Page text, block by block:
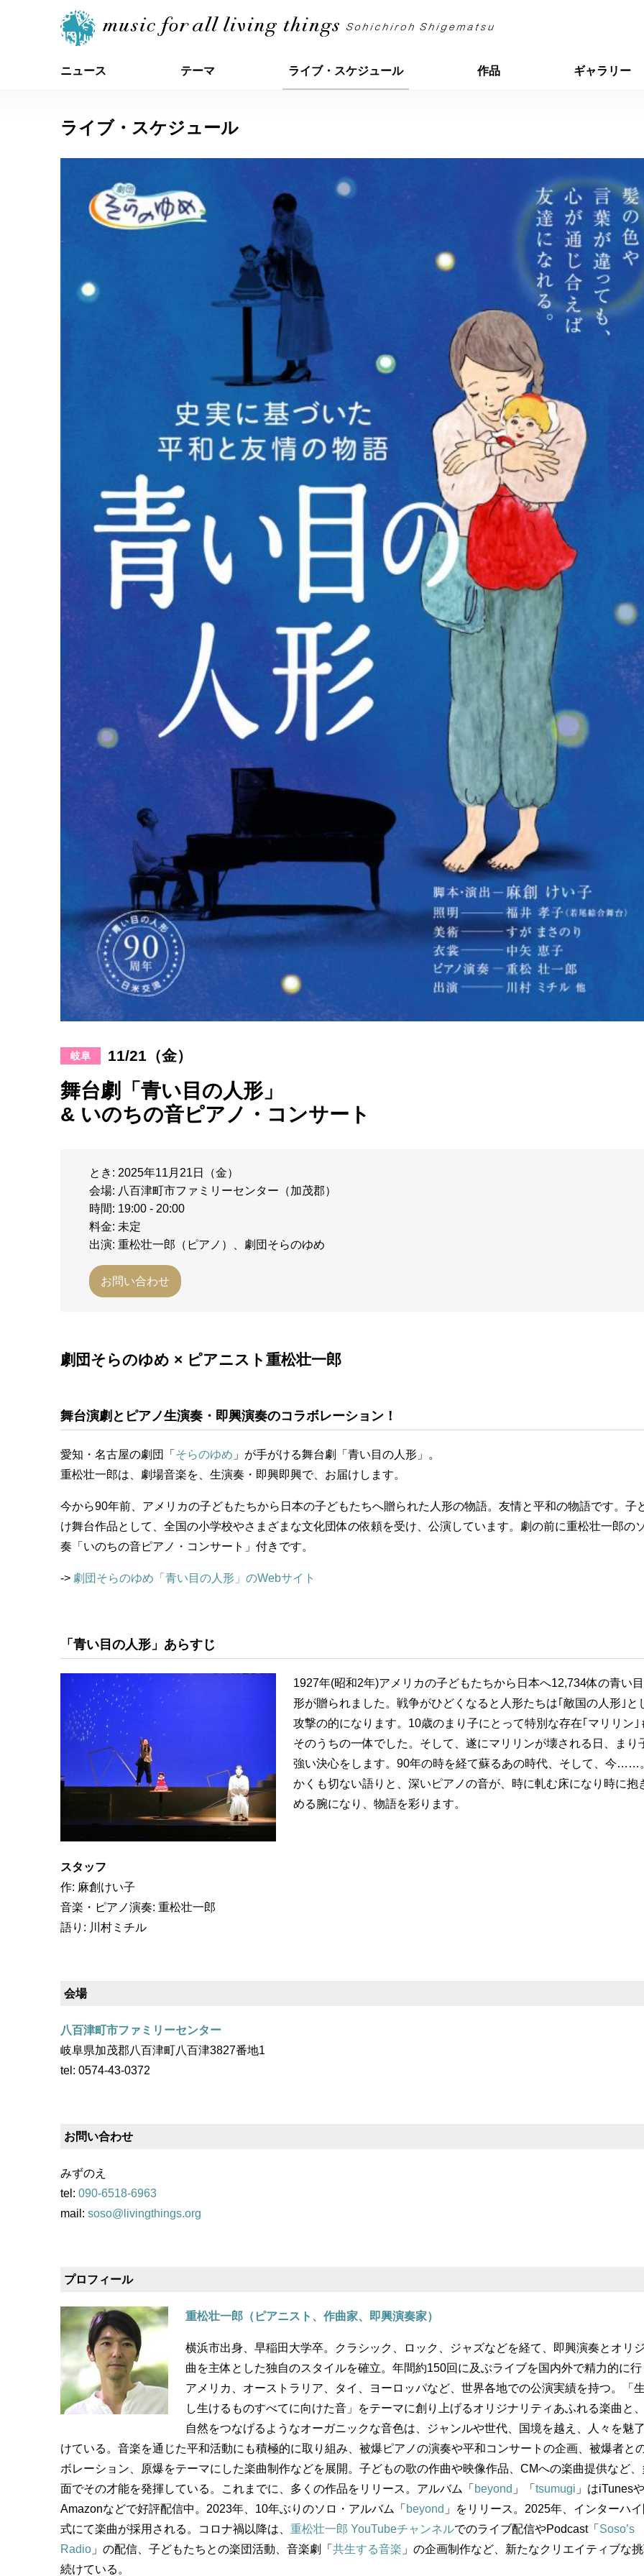
ニュース テーマ ライブ・スケジュール 作品 ギャラリー
ライブ・スケジュール
岐阜 11/21（金）
舞台劇「青い目の人形」
& いのちの音ピアノ・コンサート
とき: 2025年11月21日（金）
会場: 八百津町市ファミリーセンター（加茂郡）
時間: 19:00 - 20:00
料金: 未定
出演: 重松壮一郎（ピアノ）、劇団そらのゆめ
お問い合わせ
劇団そらのゆめ × ピアニスト重松壮一郎
舞台演劇とピアノ生演奏・即興演奏のコラボレーション！
愛知・名古屋の劇団「 そらのゆめ 」が手がける舞台劇「青い目の人形」。
重松壮一郎は、劇場音楽を、生演奏・即興即興で、お届けします。
今から90年前、アメリカの子どもたちから日本の子どもたちへ贈られた人形の物語。友情と平和の物語です。子
け舞台作品として、全国の小学校やさまざまな文化団体の依頼を受け、公演しています。劇の前に重松壮一郎の
奏「いのちの音ピアノ・コンサート」付きです。
-> 劇団そらのゆめ「青い目の人形」のWebサイト
「青い目の人形」あらすじ
1927年(昭和2年)アメリカの子どもたちから日本へ12,734体の青い
形が贈られました。戦争がひどくなると人形たちは｢敵国の人形｣と
攻撃の的になります。10歳のまり子にとって特別な存在｢マリリン｣
そのうちの一体でした。そして、遂にマリリンが壊される日、まり
強い決心をします。90年の時を経て蘇るあの時代、そして、今……
かくも切ない語りと、深いピアノの音が、時に軋む床になり時に抱
める腕になり、物語を彩ります。
スタッフ
作: 麻創けい子
音楽・ピアノ演奏: 重松壮一郎
語り: 川村ミチル
会場
八百津町市ファミリーセンター
岐阜県加茂郡八百津町八百津3827番地1
tel: 0574-43-0372
お問い合わせ
みずのえ
tel: 090-6518-6963
mail: soso@livingthings.org
プロフィール
重松壮一郎（ピアニスト、作曲家、即興演奏家）
横浜市出身、早稲田大学卒。クラシック、ロック、ジャズなどを経て、即興演奏とオリ
曲を主体とした独自のスタイルを確立。年間約150回に及ぶライブを国内外で精力的に行
アメリカ、オーストラリア、タイ、ヨーロッパなど、世界各地での公演実績を持つ。「
し生けるものすべてに向けた音」をテーマに創り上げるオリジナリティあふれる楽曲と
自然をつなげるようなオーガニックな音色は、ジャンルや世代、国境を越え、人々を魅
けている。音楽を通じた平和活動にも積極的に取り組み、被爆ピアノの演奏や平和コンサートの企画、被爆者と
ボレーション、原爆をテーマにした楽曲制作などを展開。子どもの歌の作曲や映像作品、CMへの楽曲提供など
面でその才能を発揮している。これまでに、多くの作品をリリース。アルバム「 beyond 」「 tsumugi 」はiTunesや
Amazonなどで好評配信中。2023年、10年ぶりのソロ・アルバム「 beyond 」をリリース。2025年、インターハ
式にて楽曲が採用される。コロナ禍以降は、 重松壮一郎 YouTubeチャンネルでのライブ配信やPodcast「 Soso’s
Radio 」の配信、子どもたちとの楽団活動、音楽劇「 共生する音楽 」の企画制作など、新たなクリエイティブな
続けている。